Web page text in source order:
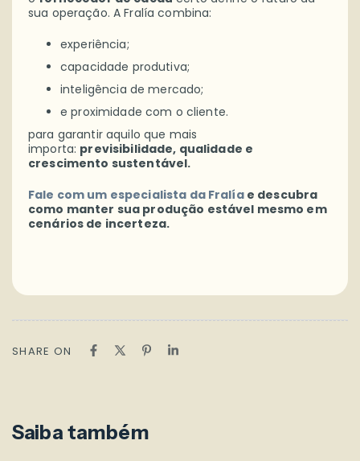
sua operação. A Fralía combina:
experiência;
capacidade produtiva;
inteligência de mercado;
e proximidade com o cliente.
para garantir aquilo que mais
importa: previsibilidade, qualidade e
crescimento sustentável.
Fale com um especialista da Fralíae descubra
como manter sua produção estável mesmo em
cenários de incerteza.
SHARE ON
Saiba também